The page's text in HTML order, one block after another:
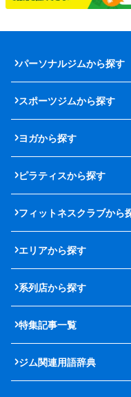
パーソナルジムから探す
スポーツジムから探す
ヨガから探す
ピラティスから探す
フィットネスクラブから
エリアから探す
系列店から探す
特集記事一覧
ジム関連用語辞典